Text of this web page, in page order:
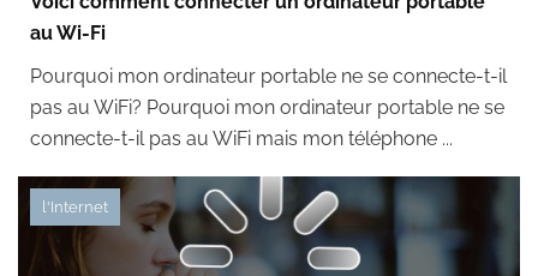
au Wi-Fi
Pourquoi mon ordinateur portable ne se connecte-t-il
pas au WiFi? Pourquoi mon ordinateur portable ne se
connecte-t-il pas au WiFi mais mon téléphone ...
l'Internet